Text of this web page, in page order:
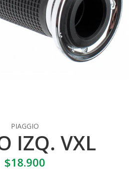
PIAGGIO
IZQ. VXL
$18.900